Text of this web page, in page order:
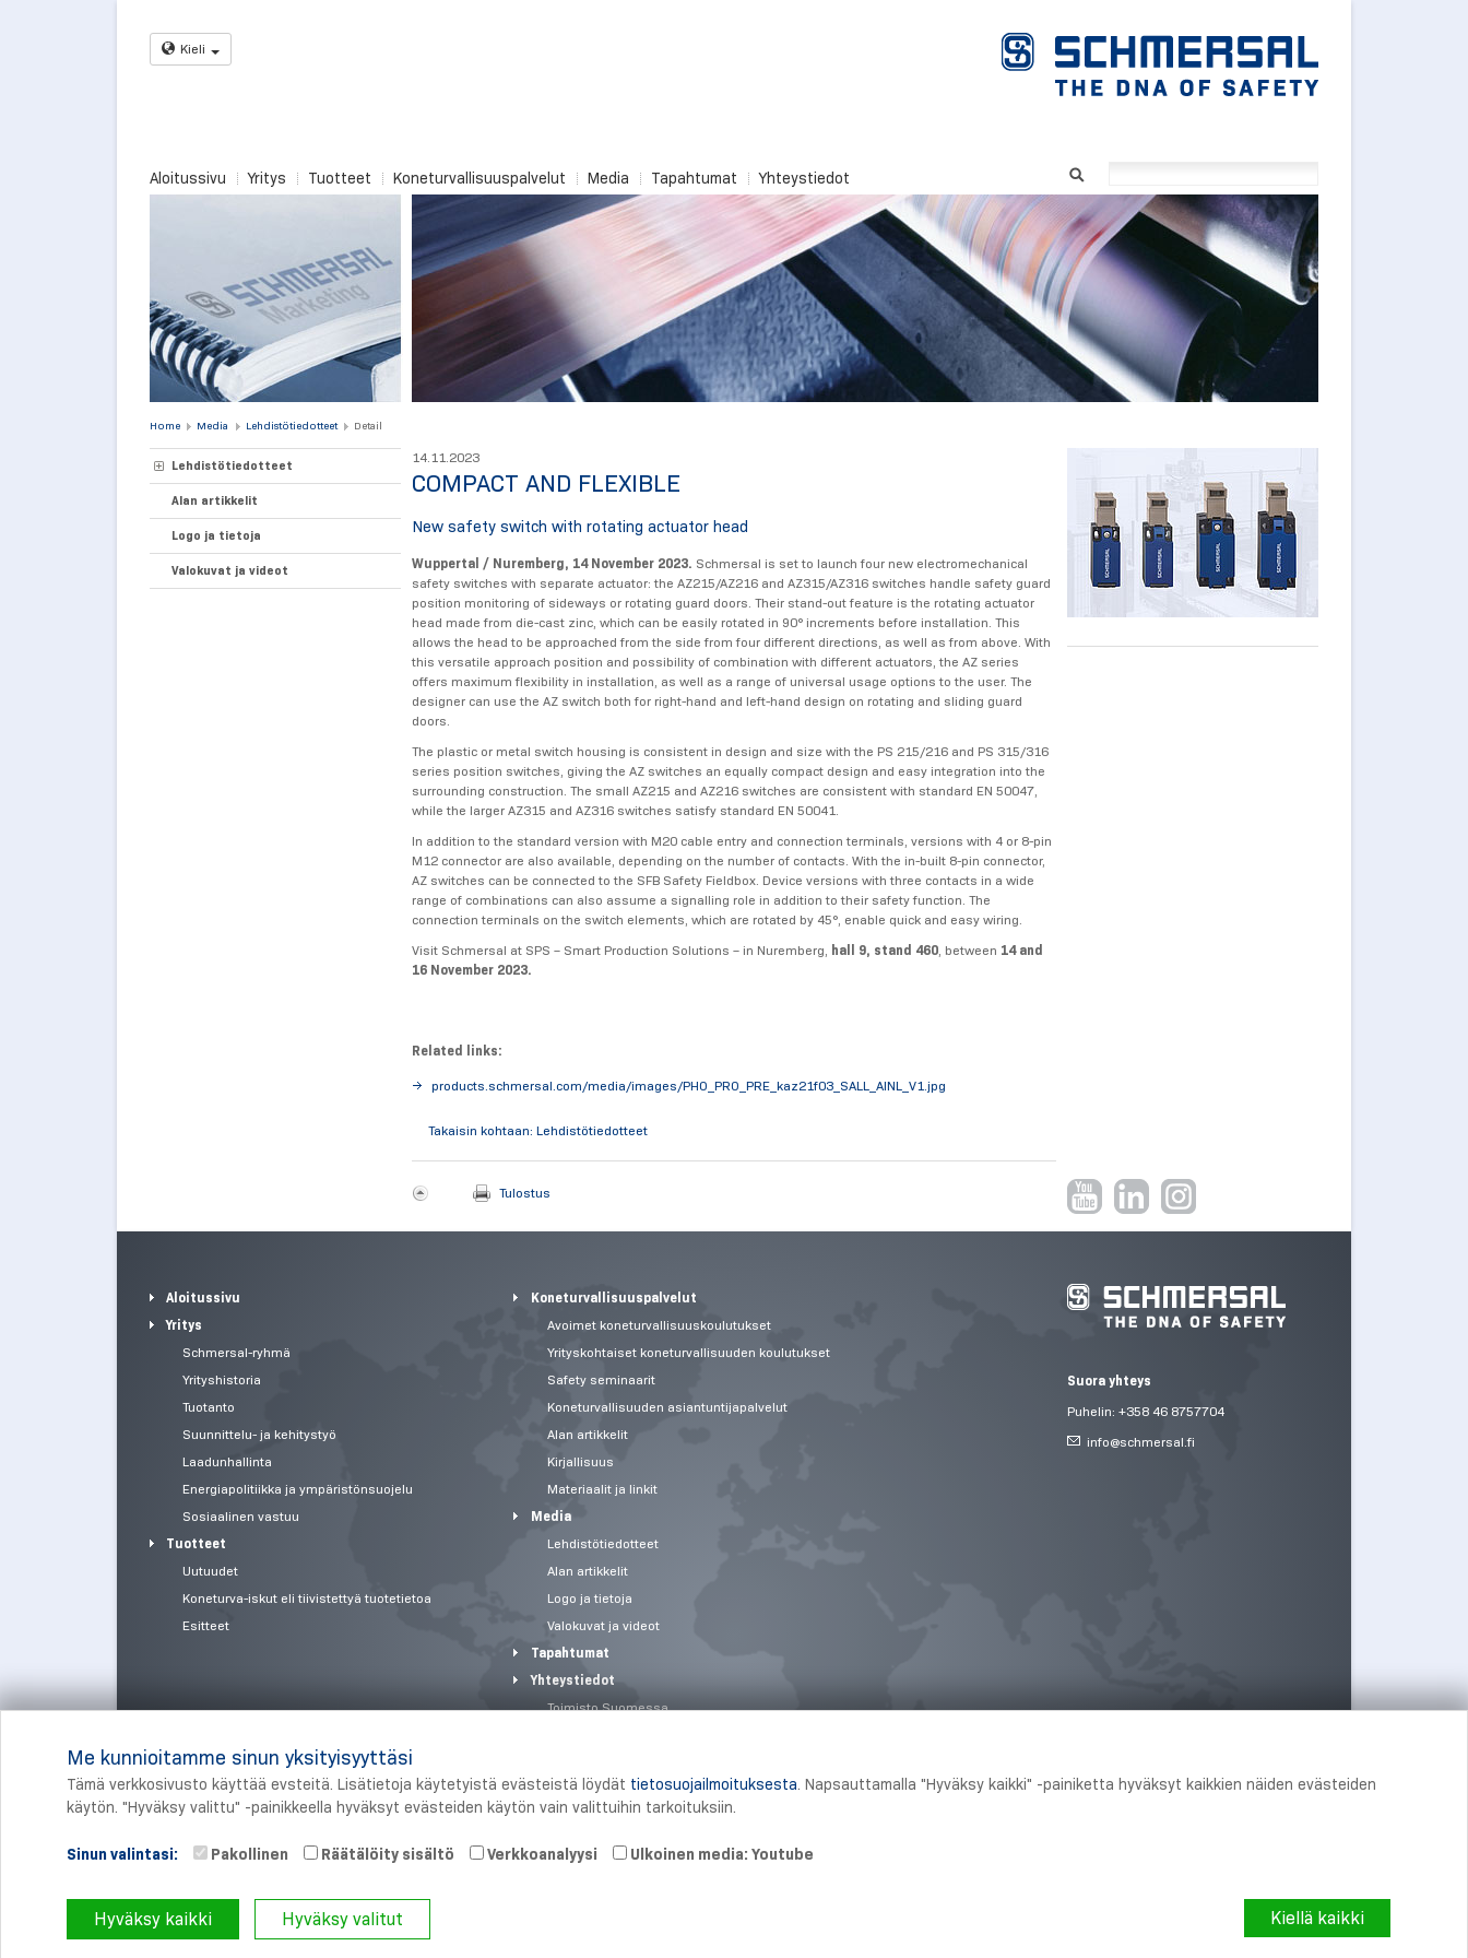
Kieli
Aloitussivu Yritys Tuotteet Koneturvallisuuspalvelut Media Tapahtumat Yhteystiedot
Home Media Lehdistötiedotteet Detail
Lehdistötiedotteet
Alan artikkelit
Logo ja tietoja
Valokuvat ja videot
14.11.2023
COMPACT AND FLEXIBLE
New safety switch with rotating actuator head
Wuppertal / Nuremberg, 14 November 2023. Schmersal is set to launch four new electromechanical
safety switches with separate actuator: the AZ215/AZ216 and AZ315/AZ316 switches handle safety guard
position monitoring of sideways or rotating guard doors. Their stand-out feature is the rotating actuator
head made from die-cast zinc, which can be easily rotated in 90° increments before installation. This
allows the head to be approached from the side from four different directions, as well as from above. With
this versatile approach position and possibility of combination with different actuators, the AZ series
offers maximum flexibility in installation, as well as a range of universal usage options to the user. The
designer can use the AZ switch both for right-hand and left-hand design on rotating and sliding guard
doors.
The plastic or metal switch housing is consistent in design and size with the PS 215/216 and PS 315/316
series position switches, giving the AZ switches an equally compact design and easy integration into the
surrounding construction. The small AZ215 and AZ216 switches are consistent with standard EN 50047,
while the larger AZ315 and AZ316 switches satisfy standard EN 50041.
In addition to the standard version with M20 cable entry and connection terminals, versions with 4 or 8-pin
M12 connector are also available, depending on the number of contacts. With the in-built 8-pin connector,
AZ switches can be connected to the SFB Safety Fieldbox. Device versions with three contacts in a wide
range of combinations can also assume a signalling role in addition to their safety function. The
connection terminals on the switch elements, which are rotated by 45°, enable quick and easy wiring.
Visit Schmersal at SPS – Smart Production Solutions – in Nuremberg, hall 9, stand 460 , between 14 and
16 November 2023.
Related links:
products.schmersal.com/media/images/PHO_PRO_PRE_kaz21f03_SALL_AINL_V1.jpg
Takaisin kohtaan: Lehdistötiedotteet
Tulostus
Aloitussivu
Yritys
Schmersal-ryhmä
Yrityshistoria
Tuotanto
Suunnittelu- ja kehitystyö
Laadunhallinta
Energiapolitiikka ja ympäristönsuojelu
Sosiaalinen vastuu
Tuotteet
Uutuudet
Koneturva-iskut eli tiivistettyä tuotetietoa
Esitteet
Koneturvallisuuspalvelut
Avoimet koneturvallisuuskoulutukset
Yrityskohtaiset koneturvallisuuden koulutukset
Safety seminaarit
Koneturvallisuuden asiantuntijapalvelut
Alan artikkelit
Kirjallisuus
Materiaalit ja linkit
Media
Lehdistötiedotteet
Alan artikkelit
Logo ja tietoja
Valokuvat ja videot
Tapahtumat
Yhteystiedot
Toimisto Suomessa
Ajankohtaista
Suora yhteys
Puhelin: +358 46 8757704
info@schmersal.fi
Me kunnioitamme sinun yksityisyyttäsi
Tämä verkkosivusto käyttää evsteitä. Lisätietoja käytetyistä evästeistä löydät tietosuojailmoituksesta. Napsauttamalla "Hyväksy kaikki" -painiketta hyväksyt kaikkien näiden evästeiden
käytön. "Hyväksy valittu" -painikkeella hyväksyt evästeiden käytön vain valittuihin tarkoituksiin.
Sinun valintasi: Pakollinen Räätälöity sisältö Verkkoanalyysi Ulkoinen media: Youtube
Hyväksy kaikki Hyväksy valitut Kiellä kaikki